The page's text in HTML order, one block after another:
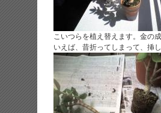
こいつらを植え替えます。金の
いえば、昔折ってしまって、挿